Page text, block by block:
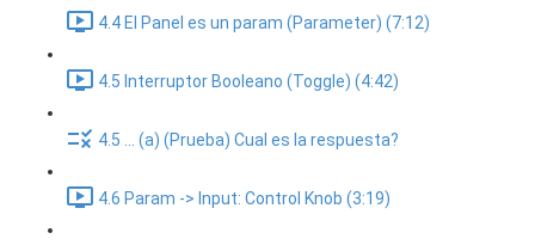
4.4 El Panel es un param (Parameter) (7:12)
4.5 Interruptor Booleano (Toggle) (4:42)
4.5 ... (a) (Prueba) Cual es la respuesta?
4.6 Param -> Input: Control Knob (3:19)